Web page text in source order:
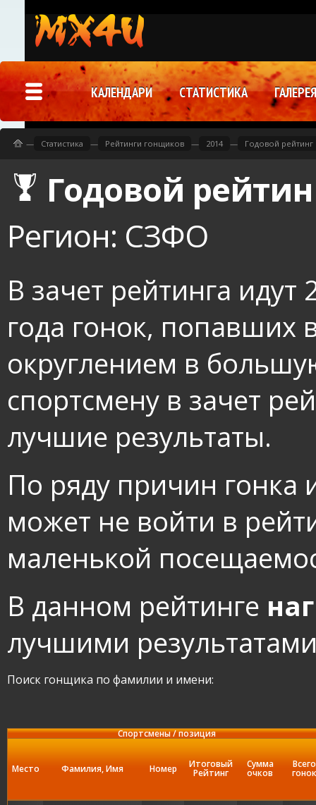
Годовой
Регион: СЗФО
В зачет рейтинга
года гонок, попавших
округлением в
спортсмену в зачет
лучшие результаты.
По ряду причин гонка
может не войти в
маленькой
В данном рейтинге
лучшими
Поиск гонщика по фамилии и имени:
Спортсмены / позиция
Место Фамилия, Имя Номер Итоговый
Рейтинг
Сумма
очков
Всего
гонок
— Статистика — Рейтинги гонщиков — 2014 — Годовой рейтинг
КАЛЕНДАРИ СТАТИСТИКА ГАЛЕРЕЯ